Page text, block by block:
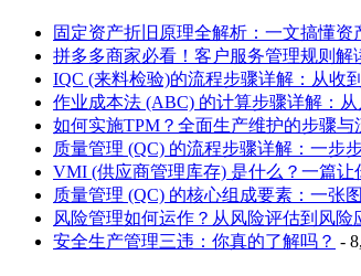
固定资产折旧原理全解析：一文搞懂资
拼多多商家必看！客户服务管理规则解
IQC (来料检验)的流程步骤详解：从收
作业成本法 (ABC) 的计算步骤详解：从
如何实施TPM？全面生产维护的步骤与
质量管理 (QC) 的流程步骤详解：一步
VMI (供应商管理库存) 是什么？一篇让
质量管理 (QC) 的核心组成要素：一张
风险管理如何运作？从风险评估到风险
安全生产管理三违：你真的了解吗？ -